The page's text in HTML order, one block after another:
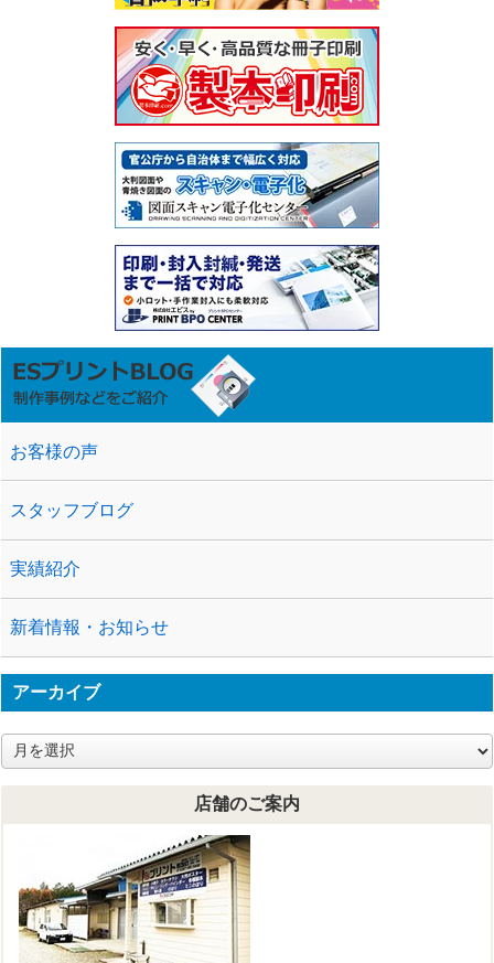
お客様の声
スタッフブログ
実績紹介
新着情報・お知らせ
アーカイブ
ア
ー
カ
店舗のご案内